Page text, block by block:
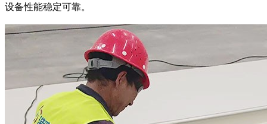
设备性能稳定可靠。